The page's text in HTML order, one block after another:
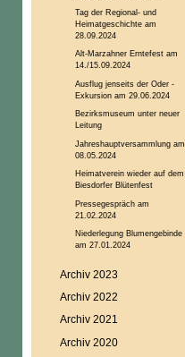
Tag der Regional- und
Heimatgeschichte am
28.09.2024
Alt-Marzahner Erntefest am
14./15.09.2024
Ausflug jenseits der Oder -
Exkursion am 29.06.2024
Bezirksmuseum unter neuer
Leitung
Jahreshauptversammlung am
08.05.2024
Heimatverein wieder auf dem
Biesdorfer Blütenfest
Pressegespräch am
21.02.2024
Niederlegung Blumengebinde
am 27.01.2024
Archiv 2023
Archiv 2022
Archiv 2021
Archiv 2020